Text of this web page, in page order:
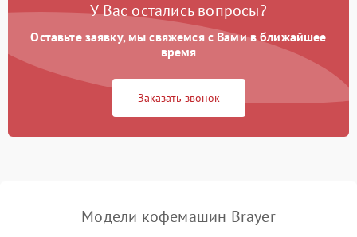
У Вас остались вопросы?
Оставьте заявку, мы свяжемся с Вами в ближайшее
время
Заказать звонок
Модели кофемашин Brayer